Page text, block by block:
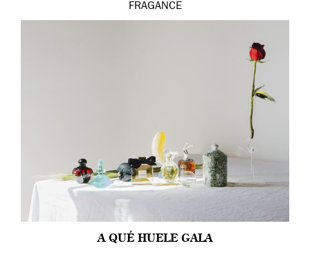
FRAGANCE
A QUÉ HUELE GALA